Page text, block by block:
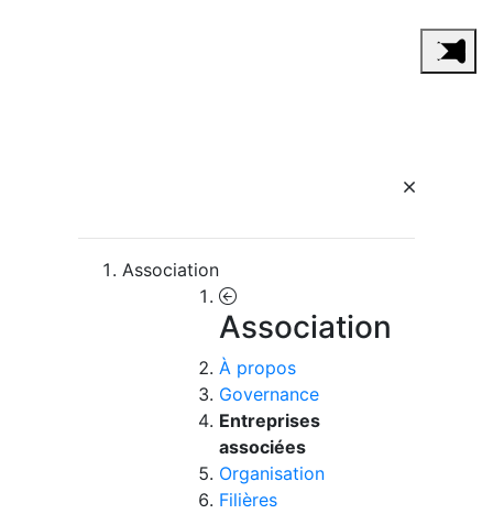
Association
Association
À propos
Governance
Entreprises
associées
Organisation
Filières